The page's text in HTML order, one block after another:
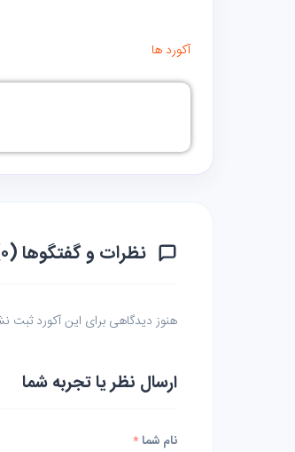
آکورد ها
نظرات و گفتگوها (۰)
هنوز دیدگاهی برای این آکورد ثبت
ارسال نظر یا تجربه شما
نام شما*